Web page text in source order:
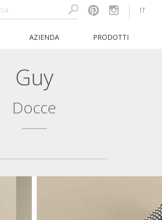
IT
AZIENDA PRODOTTI
Guy
Docce